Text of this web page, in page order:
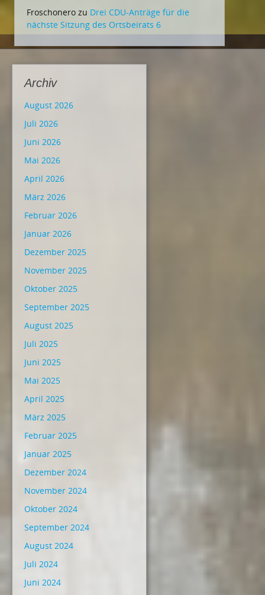
Froschonero zu Drei CDU-Anträge für die
nächste Sitzung des Ortsbeirats 6
Archiv
August 2026
Juli 2026
Juni 2026
Mai 2026
April 2026
März 2026
Februar 2026
Januar 2026
Dezember 2025
November 2025
Oktober 2025
September 2025
August 2025
Juli 2025
Juni 2025
Mai 2025
April 2025
März 2025
Februar 2025
Januar 2025
Dezember 2024
November 2024
Oktober 2024
September 2024
August 2024
Juli 2024
Juni 2024